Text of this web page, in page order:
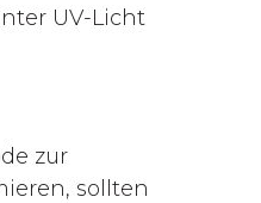
UV-Licht
zur
sollten